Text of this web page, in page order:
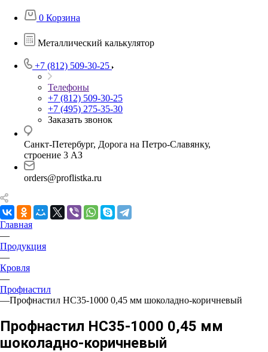
0 Корзина
Металлический калькулятор
+7 (812) 509-30-25
Телефоны
+7 (812) 509-30-25
+7 (495) 275-35-30
Заказать звонок
Санкт-Петербург, Дорога на Петро-Славянку,
строение 3 АЗ
orders@proflistka.ru
Главная
—
Продукция
—
Кровля
—
Профнастил
—Профнастил НС35-1000 0,45 мм шоколадно-коричневый
Профнастил НС35-1000 0,45 мм
шоколадно-коричневый